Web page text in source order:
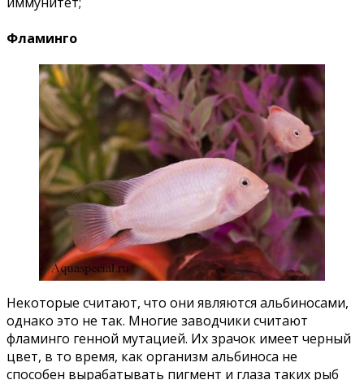
Фламинго
Некоторые считают, что они являются альбиносами,
однако это не так. Многие заводчики считают
фламинго генной мутацией. Их зрачок имеет черный
цвет, в то время, как организм альбиноса не
способен вырабатывать пигмент и глаза таких рыб